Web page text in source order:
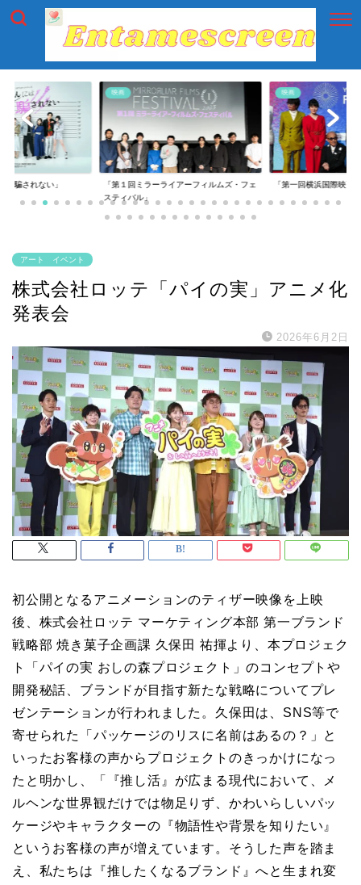
い」
「第１回ミラーライアーフィルムズ・フェ
スティバル」
「第一回横浜国際映画祭」
アート イベント
株式会社ロッテ「パイの実」アニメ化
発表会
2026年6月2日
初公開となるアニメーションのティザー映像を上映
後、株式会社ロッテ マーケティング本部 第一ブランド
戦略部 焼き菓子企画課 久保田 祐揮より、本プロジェク
ト「パイの実 おしの森プロジェクト」のコンセプトや
開発秘話、ブランドが目指す新たな戦略についてプレ
ゼンテーションが行われました。久保田は、SNS等で
寄せられた「パッケージのリスに名前はあるの？」と
いったお客様の声からプロジェクトのきっかけになっ
たと明かし、「『推し活』が広まる現代において、メ
ルヘンな世界観だけでは物足りず、かわいらしいパッ
ケージやキャラクターの『物語性や背景を知りたい』
というお客様の声が増えています。そうした声を踏ま
え、私たちは『推したくなるブランド』へと生まれ変